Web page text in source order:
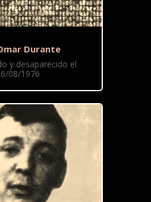
Durante
y desaparecido el
08/1976